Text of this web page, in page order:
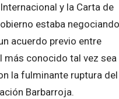
y la Carta de
estaba negociando
acuerdo previo entre
más conocido tal vez sea
la fulminante ruptura del
Barbarroja.